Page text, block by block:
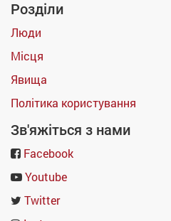
Розділи
Люди
Місця
Явища
Політика користування
Зв'яжіться з нами
Facebook
Youtube
Twitter